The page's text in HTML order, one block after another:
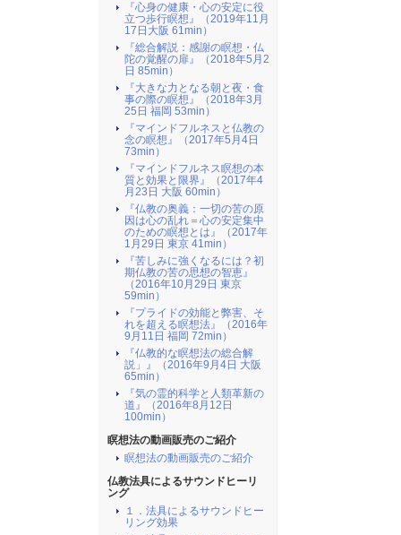
『心身の健康・心の安定に役
立つ歩行瞑想』（2019年11月
17日大阪 61min）
『総合解説：感謝の瞑想・仏
陀の覚醒の扉』（2018年5月2
日 85min）
『大きな力となる朝と夜・食
事の際の瞑想』（2018年3月
25日 福岡 53min）
『マインドフルネスと仏教の
念の瞑想』（2017年5月4日
73min）
『マインドフルネス瞑想の本
質と効果と限界』（2017年4
月23日 大阪 60min）
『仏教の奥義：一切の苦の原
因は心の乱れ＝心の安定集中
のための瞑想とは』（2017年
1月29日 東京 41min）
『苦しみに強くなるには？初
期仏教の苦の思想の智恵』
（2016年10月29日 東京
59min）
『プライドの効能と弊害、そ
れを超える瞑想法』（2016年
9月11日 福岡 72min）
『仏教的な瞑想法の総合解
説」』（2016年9月4日 大阪
65min）
『気の霊的科学と人類革新の
道』（2016年8月12日
100min）
瞑想法の動画販売のご紹介
瞑想法の動画販売のご紹介
仏教法具によるサウンドヒーリ
ング
１．法具によるサウンドヒー
リング効果